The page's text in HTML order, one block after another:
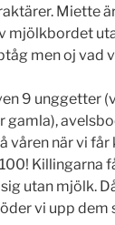
Miette
mjölkbordet
men oj vad
9 unggetter
gamla),
våren när vi
Killingarna
utan mjölk.
vi upp dem